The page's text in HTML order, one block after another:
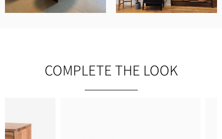
COMPLETE THE LOOK